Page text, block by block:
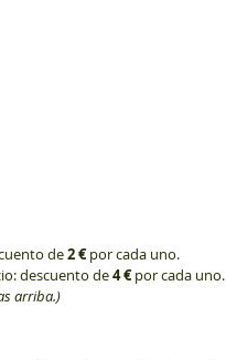
de 2 € por cada uno.
descuento de 4 € por cada uno.
arriba.)